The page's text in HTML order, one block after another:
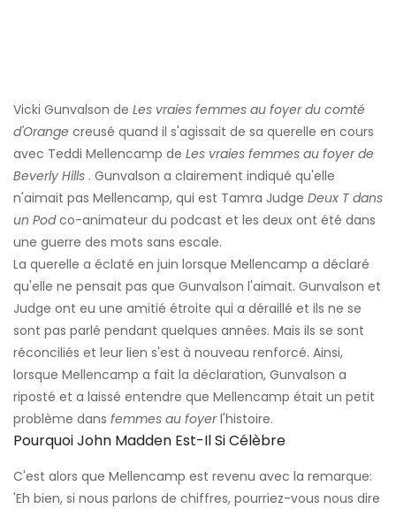
Vicki Gunvalson de Les vraies femmes au foyer du comté
d'Orange creusé quand il s'agissait de sa querelle en cours
avec Teddi Mellencamp de Les vraies femmes au foyer de
Beverly Hills . Gunvalson a clairement indiqué qu'elle
n'aimait pas Mellencamp, qui est Tamra Judge Deux T dans
un Podco-animateur du podcast et les deux ont été dans
une guerre des mots sans escale.
La querelle a éclaté en juin lorsque Mellencamp a déclaré
qu'elle ne pensait pas que Gunvalson l'aimait. Gunvalson et
Judge ont eu une amitié étroite qui a déraillé et ils ne se
sont pas parlé pendant quelques années. Mais ils se sont
réconciliés et leur lien s'est à nouveau renforcé. Ainsi,
lorsque Mellencamp a fait la déclaration, Gunvalson a
riposté et a laissé entendre que Mellencamp était un petit
problème dans femmes au foyerl'histoire.
Pourquoi John Madden Est-Il Si Célèbre
C'est alors que Mellencamp est revenu avec la remarque:
'Eh bien, si nous parlons de chiffres, pourriez-vous nous dire